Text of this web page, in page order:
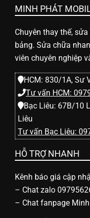
MINH PHÁT
Chuyên thay thế,
bảng. Sửa chữa
viên chuyên nghiệp
HCM: 830/1A, Sư
Tư vấn HCM:
Bạc Liêu: 67B/10
Liêu
Tư vấn Bạc Liêu:
HỖ TRỢ NHANH
Kênh báo giá cập
– Chat zalo
– Chat fanpage